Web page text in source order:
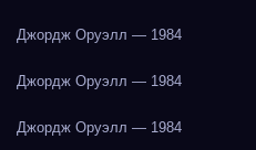
Джордж Оруэлл — 1984
Джордж Оруэлл — 1984
Джордж Оруэлл — 1984